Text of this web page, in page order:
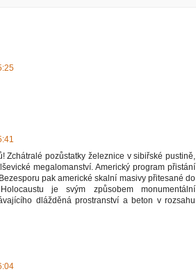
Zchátralé pozůstatky železnice v sibiřské pustině,
megalomanství. Americký program přistání
pak americké skalní masivy přitesané do
je svým způsobem monumentální
dlážděná prostranství a beton v rozsahu